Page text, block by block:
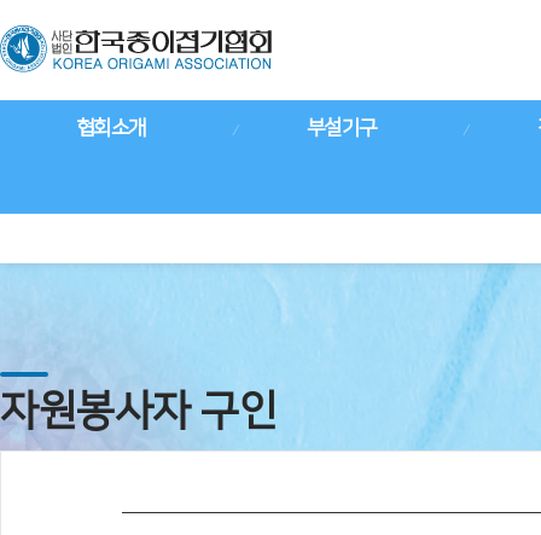
협회소개 부설기구
자원봉사자 구인